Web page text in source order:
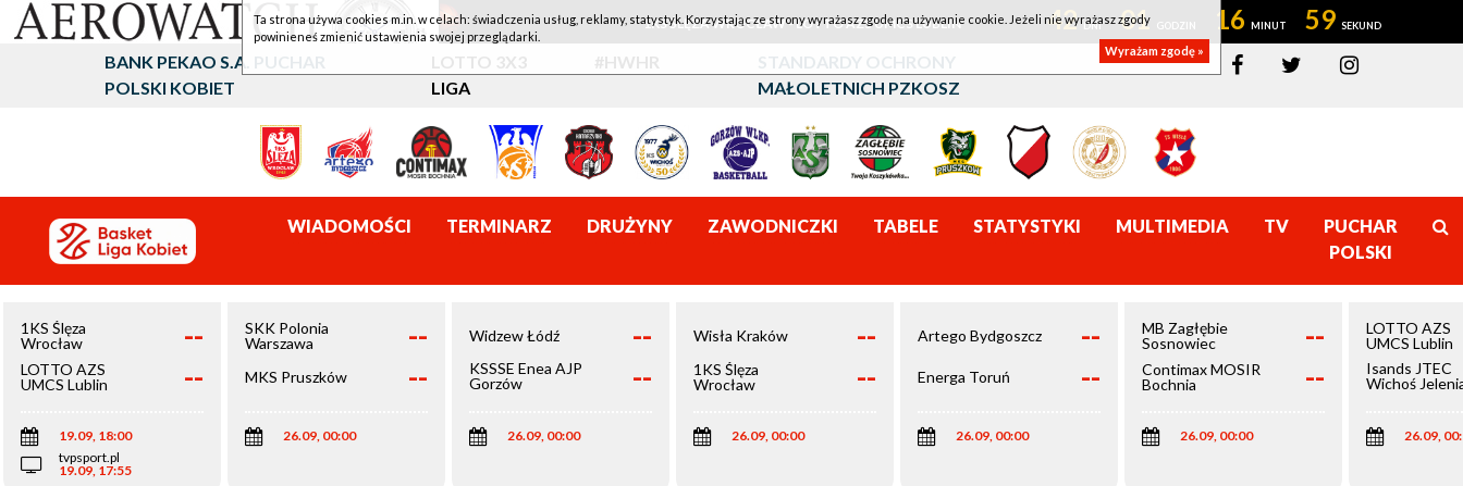
1KS ŚLĘZA WROCŁAW - LOTTO AZS UMCS LUBLIN 42 01 16 59
BANK PEKAO S.A. PUCHAR
POLSKI KOBIET
LOTTO 3X3
LIGA
#HWHR
STANDARDY OCHRONY
MAŁOLETNICH PZKOSZ
WIADOMOŚCI TERMINARZ DRUŻYNY ZAWODNICZKI TABELE STATYSTYKI MULTIMEDIA TV
PUCHAR
POLSKI
1KS Ślęza
Wrocław
--
LOTTO AZS
UMCS Lublin
--
19.09, 18:00
tvpsport.pl
19.09, 17:55
SKK Polonia
Warszawa
--
MKS Pruszków --
26.09, 00:00
Widzew Łódź --
KSSSE Enea AJP
Gorzów
--
26.09, 00:00
Wisła Kraków --
1KS Ślęza
Wrocław
--
26.09, 00:00
Artego Bydgoszcz --
Energa Toruń --
26.09, 00:00
MB Zagłębie
Sosnowiec
--
Contimax MOSIR
Bochnia
--
26.09, 00:00
LOTTO AZS
UMCS Lublin
Isands JTEC
Wichoś
26.09,
Ta strona używa cookies m.in. w celach: świadczenia usług, reklamy, statystyk. Korzystając ze strony wyrażasz zgodę na używanie cookie. Jeżeli nie wyrażasz zgody
powinieneś zmienić ustawienia swojej przeglądarki.
Wyrażam zgodę »